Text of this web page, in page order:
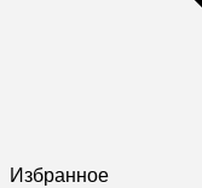
Избранное